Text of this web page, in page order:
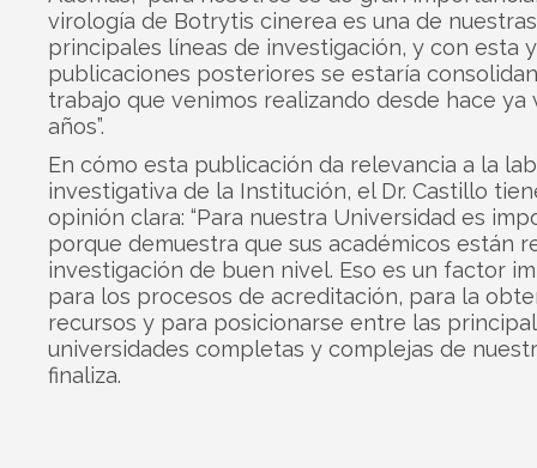
virología de Botrytis cinerea es una de nuestras
principales líneas de investigación, y con esta
publicaciones posteriores se estaría
trabajo que venimos realizando desde hace ya
años”.
En cómo esta publicación da relevancia a la
investigativa de la Institución, el Dr. Castillo
opinión clara: “Para nuestra Universidad es
porque demuestra que sus académicos están
investigación de buen nivel. Eso es un factor
para los procesos de acreditación, para la
recursos y para posicionarse entre las
universidades completas y complejas de
finaliza.